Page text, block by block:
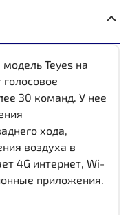
Teyes на
30 команд. У нее
хода,
воздуха в
4G интернет, Wi-
приложения.